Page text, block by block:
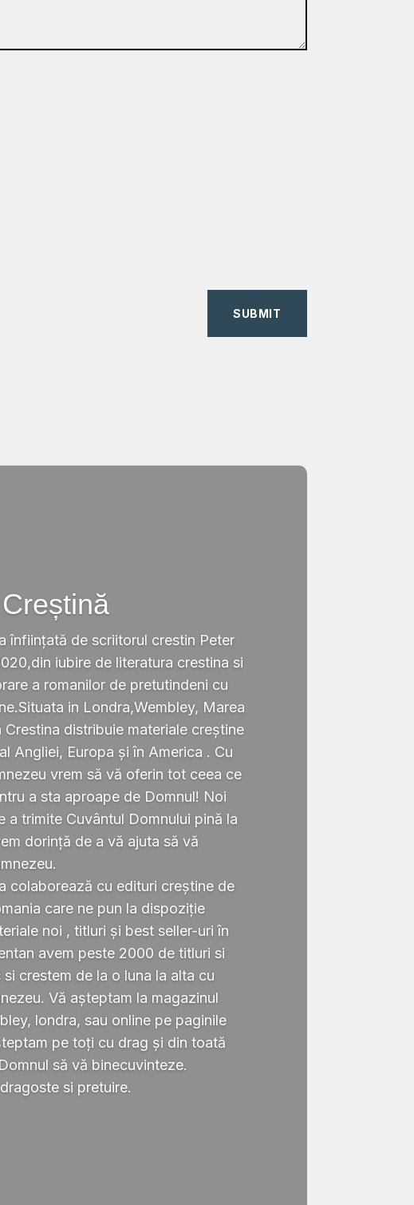
SUBMIT
înființată de scriitorul crestin Peter
iubire de literatura crestina si
a romanilor de pretutindeni cu
in Londra,Wembley, Marea
Crestina distribuie materiale creștine
Angliei, Europa și în America . Cu
vrem să vă oferin tot ceea ce
a sta aproape de Domnul! Noi
a trimite Cuvântul Domnului pină la
dorință de a vă ajuta să vă
colaborează cu edituri creștine de
care ne pun la dispoziție
noi , titluri și best seller-uri în
avem peste 2000 de titluri si
crestem de la o luna la alta cu
Vă așteptam la magazinul
londra, sau online pe paginile
pe toți cu drag și din toată
să vă binecuvinteze.
si pretuire.